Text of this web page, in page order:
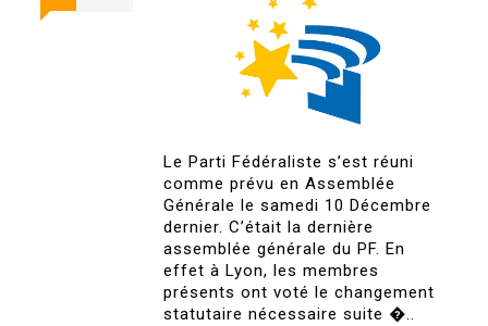
Le Parti Fédéraliste s’est réuni
comme prévu en Assemblée
Générale le samedi 10 Décembre
dernier. C’était la dernière
assemblée générale du PF. En
effet à Lyon, les membres
présents ont voté le changement
statutaire nécessaire suite �..